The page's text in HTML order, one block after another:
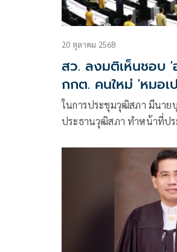
20 ตุลาคม 2568
สว. ลงมติเห็นชอบ
กกต. คนใหม่ 'หมอ
ในการประชุมวุฒิสภา มีนาย
ประธานวุฒิสภา ทำหน้าที่ป
ตำแหน่งกรรมการการเลือก
หลังคณะกรรมาธิการสามัญต